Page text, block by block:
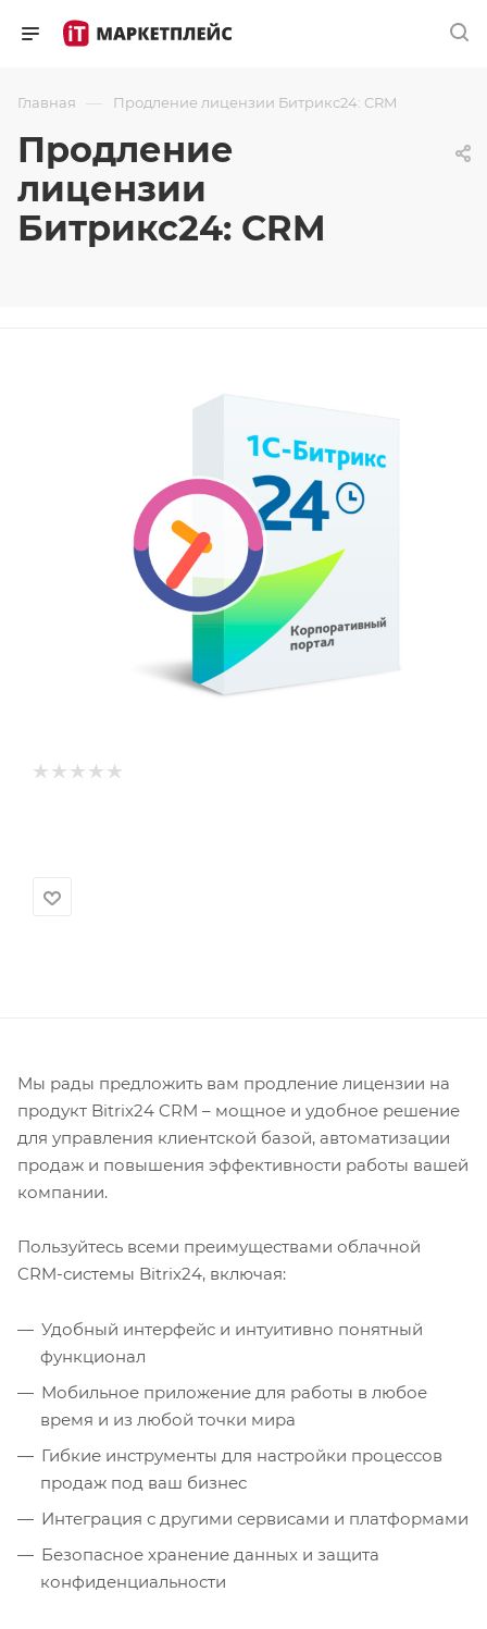
Главная — Продление лицензии Битрикс24: CRM
Продление
лицензии
Битрикс24: CRM
Мы рады предложить вам продление лицензии на
продукт Bitrix24 CRM – мощное и удобное решение
для управления клиентской базой, автоматизации
продаж и повышения эффективности работы вашей
компании.
Пользуйтесь всеми преимуществами облачной
CRM-системы Bitrix24, включая:
Удобный интерфейс и интуитивно понятный
функционал
Мобильное приложение для работы в любое
время и из любой точки мира
Гибкие инструменты для настройки процессов
продаж под ваш бизнес
Интеграция с другими сервисами и платформами
Безопасное хранение данных и защита
конфиденциальности